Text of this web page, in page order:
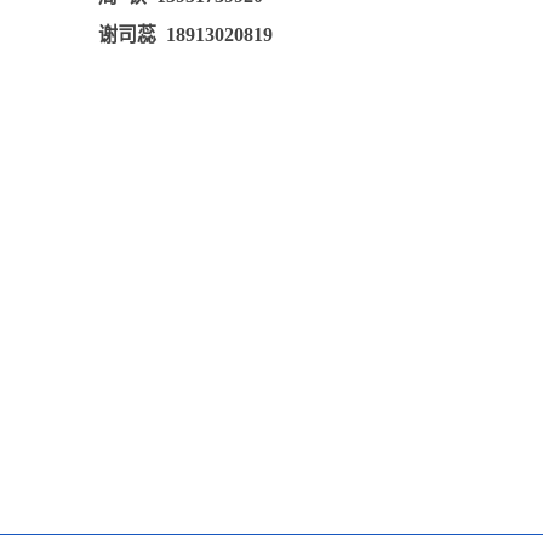
谢司蕊 18913020819